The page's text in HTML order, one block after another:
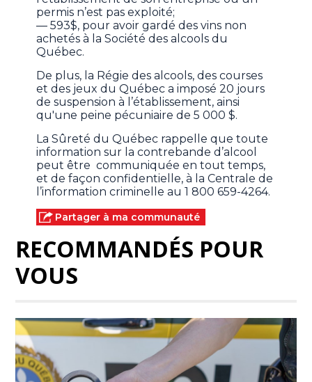
permis n’est pas exploité;
— 593$, pour avoir gardé des vins non
achetés à la Société des alcools du
Québec.
De plus, la Régie des alcools, des courses
et des jeux du Québec a imposé 20 jours
de suspension à l’établissement, ainsi
qu'une peine pécuniaire de 5 000 $.
La Sûreté du Québec rappelle que toute
information sur la contrebande d’alcool
peut être communiquée en tout temps,
et de façon confidentielle, à la Centrale de
l’information criminelle au 1 800 659-4264.
Partager à ma communauté
RECOMMANDÉS POUR
VOUS